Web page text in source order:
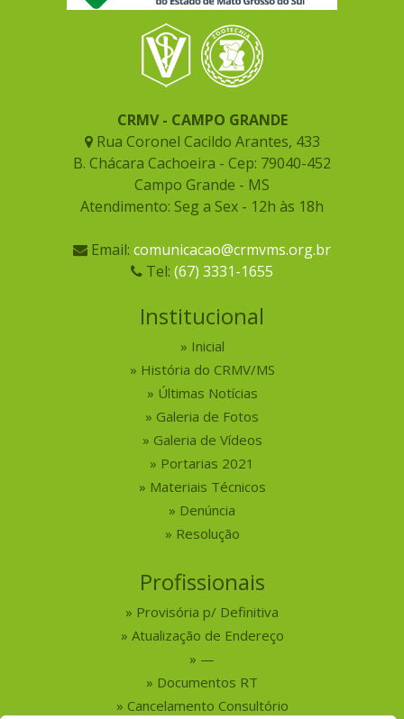
CRMV - CAMPO GRANDE
Rua Coronel Cacildo Arantes, 433
B. Chácara Cachoeira - Cep: 79040-452
Campo Grande - MS
Atendimento: Seg a Sex - 12h às 18h
Email: comunicacao@crmvms.org.br
Tel: (67) 3331-1655
Institucional
Inicial
História do CRMV/MS
Últimas Notícias
Galeria de Fotos
Galeria de Vídeos
Portarias 2021
Materiais Técnicos
Denúncia
Resolução
Profissionais
Provisória p/ Definitiva
Atualização de Endereço
—
Documentos RT
Cancelamento Consultório